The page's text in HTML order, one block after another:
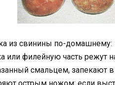
из свинины по-домашнему:
или филейную часть режут
смальцем, запекают